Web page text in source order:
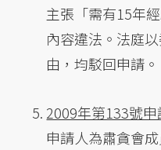
主張「需有15年
內容違法。法庭
由，均駁回申請。
2009年第133號申
申請人為肅貪會